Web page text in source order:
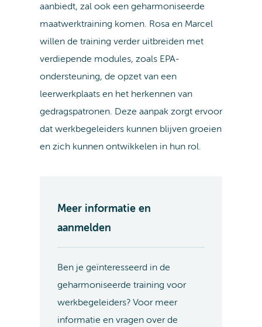
aanbiedt, zal ook een geharmoniseerde
maatwerktraining komen. Rosa en Marcel
willen de training verder uitbreiden met
verdiepende modules, zoals EPA-
ondersteuning, de opzet van een
leerwerkplaats en het herkennen van
gedragspatronen. Deze aanpak zorgt ervoor
dat werkbegeleiders kunnen blijven groeien
en zich kunnen ontwikkelen in hun rol.
Meer informatie en
aanmelden
Ben je geïnteresseerd in de
geharmoniseerde training voor
werkbegeleiders? Voor meer
informatie en vragen over de